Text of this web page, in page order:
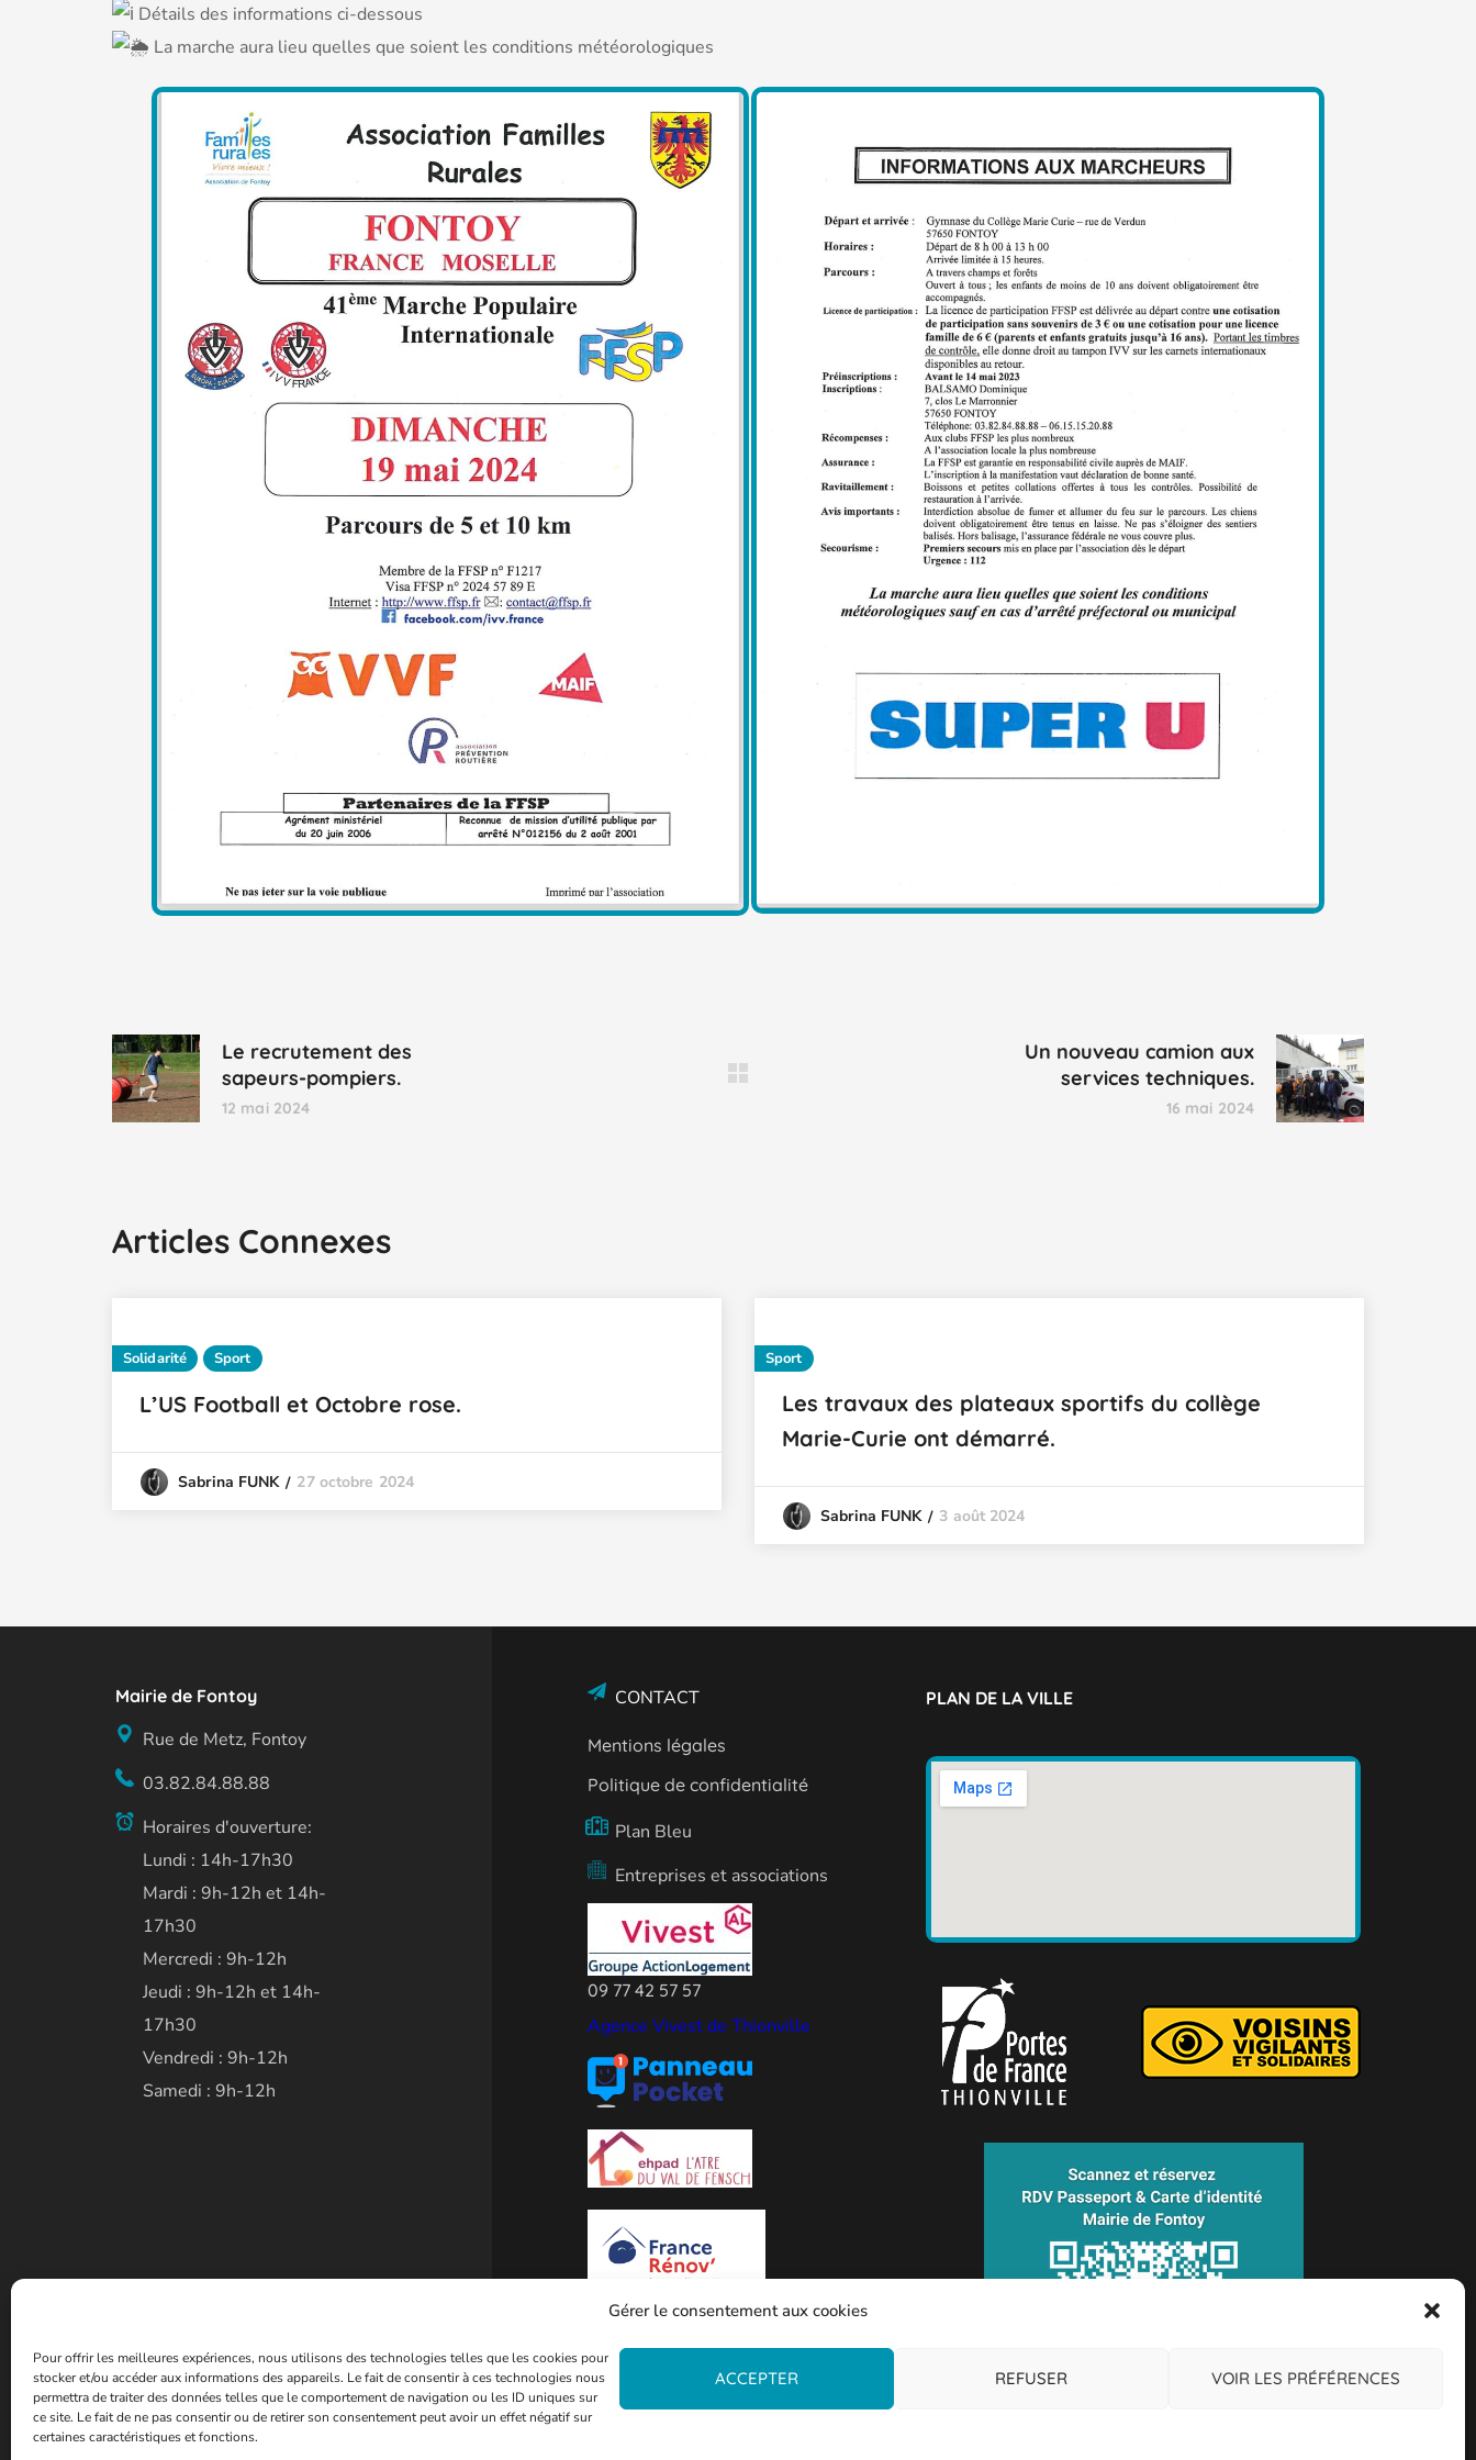
Gérer le consentement aux cookies
Pour offrir les meilleures expériences, nous utilisons des technologies telles que les cookies pour
stocker et/ou accéder aux informations des appareils. Le fait de consentir à ces technologies nous
permettra de traiter des données telles que le comportement de navigation ou les ID uniques sur
ce site. Le fait de ne pas consentir ou de retirer son consentement peut avoir un effet négatif sur
certaines caractéristiques et fonctions.
ACCEPTER REFUSER VOIR LES PRÉFÉRENCES
Détails des informations ci-dessous
La marche aura lieu quelles que soient les conditions météorologiques
Le recrutement des
sapeurs-pompiers.
12 mai 2024
Un nouveau camion aux
services techniques.
16 mai 2024
Articles Connexes
Solidarité Sport
L’US Football et Octobre rose.
Sabrina FUNK 27 octobre 2024
Sport
Les travaux des plateaux sportifs du collège
Marie-Curie ont démarré.
Sabrina FUNK 3 août 2024
Mairie de Fontoy
Rue de Metz, Fontoy
03.82.84.88.88
Horaires d'ouverture:
Lundi : 14h-17h30
Mardi : 9h-12h et 14h-
17h30
Mercredi : 9h-12h
Jeudi : 9h-12h et 14h-
17h30
Vendredi : 9h-12h
Samedi : 9h-12h
CONTACT
Mentions légales
Politique de confidentialité
Plan Bleu
Entreprises et associations
09 77 42 57 57
Agence Vivest de Thionville
PLAN DE LA VILLE